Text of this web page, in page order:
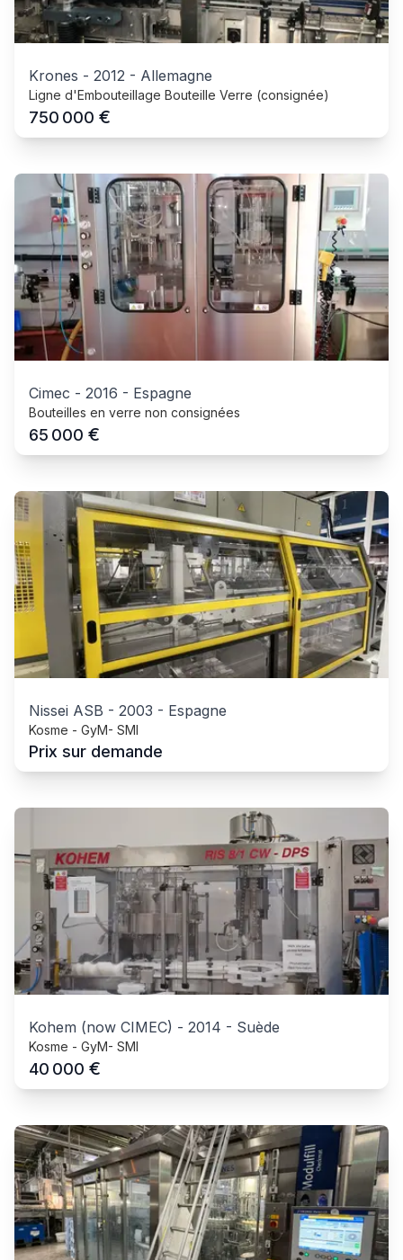
Krones - 2012 - Allemagne
Ligne d'Embouteillage Bouteille Verre (consignée)
750 000 €
Cimec - 2016 - Espagne
Bouteilles en verre non consignées
65 000 €
Nissei ASB - 2003 - Espagne
Kosme - GyM- SMI
Prix sur demande
Kohem (now CIMEC) - 2014 - Suède
Kosme - GyM- SMI
40 000 €